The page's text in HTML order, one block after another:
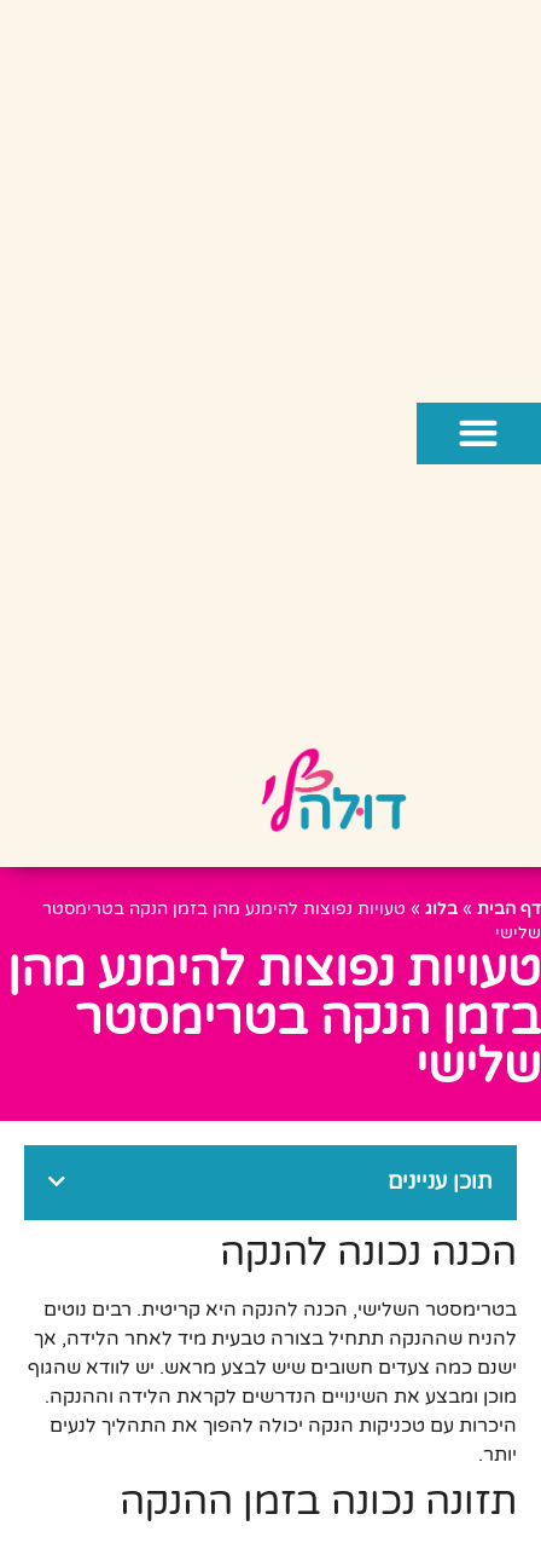
דף הבית » בלוג » טעויות נפוצות להימנע מהן בזמן הנקה בטרימסטר
שלישי
טעויות נפוצות להימנע מהן
בזמן הנקה בטרימסטר
שלישי
תוכן עניינים
הכנה נכונה להנקה
בטרימסטר השלישי, הכנה להנקה היא קריטית. רבים נוטים
להניח שההנקה תתחיל בצורה טבעית מיד לאחר הלידה, אך
ישנם כמה צעדים חשובים שיש לבצע מראש. יש לוודא שהגוף
מוכן ומבצע את השינויים הנדרשים לקראת הלידה וההנקה.
היכרות עם טכניקות הנקה יכולה להפוך את התהליך לנעים
יותר.
תזונה נכונה בזמן ההנקה